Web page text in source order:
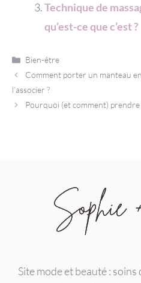
Technique de
qu’est-ce que c’est ?
Catégories
Bien-être
Comment porter un manteau
l’associer ?
Pourquoi (et comment)
Site mode et beauté :